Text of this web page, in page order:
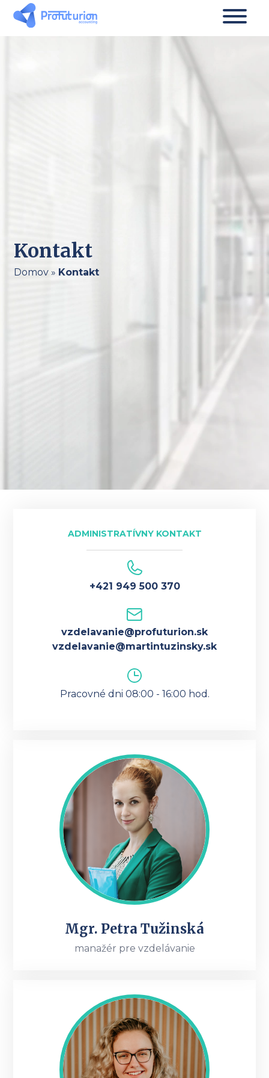
Kontakt
Domov» Kontakt
ADMINISTRATÍVNY KONTAKT
+421 949 500 370
vzdelavanie@profuturion.sk
vzdelavanie@martintuzinsky.sk
Pracovné dni 08:00 - 16:00 hod.
Mgr. Petra Tužinská
manažér pre vzdelávanie